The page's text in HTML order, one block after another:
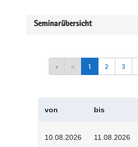
Seminarübersicht
« < 1 2 3
von bis
10.08.2026 11.08.2026